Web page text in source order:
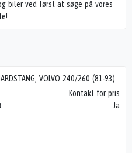
VOLVO 240/260 (81-93)
Kontakt for pris
Ja
biler ved først at søge på vores